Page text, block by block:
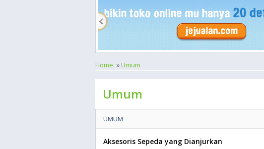
Home »Umum
Umum
UMUM
Aksesoris Sepeda yang Dianjurkan